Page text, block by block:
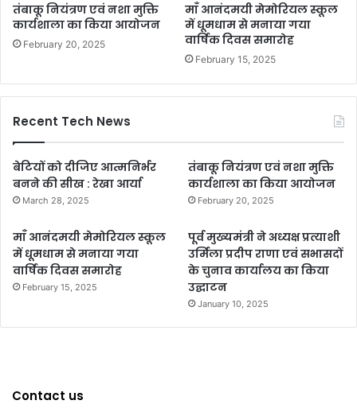
तंबाकू नियंत्रण एवं नशा मुक्ति
कार्यशाला का किया आयोजन
February 20, 2025
माँ आनंदमयी मेमोरियल स्कूल
में धूमधाम से मनाया गया
वार्षिक दिवस समारोह
February 15, 2025
Recent Tech News
बेटियों को दीजिए आत्मनिर्भर
बनने की सीख : रेखा आर्या
March 28, 2025
तंबाकू नियंत्रण एवं नशा मुक्ति
कार्यशाला का किया आयोजन
February 20, 2025
माँ आनंदमयी मेमोरियल स्कूल
में धूमधाम से मनाया गया
वार्षिक दिवस समारोह
February 15, 2025
पूर्व मुख्यमंत्री ने अध्यक्ष प्रत्याशी
उर्मिला प्रदीप राणा एवं सभासदों
के चुनाव कार्यालय का किया
उद्घाटन
January 10, 2025
Contact us